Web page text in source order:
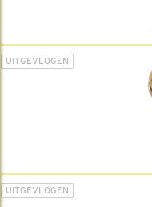
UITGEVLOGEN
UITGEVLOGEN